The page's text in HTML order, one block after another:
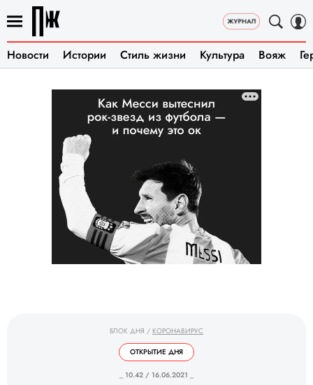
Новости Истории Стиль жизни Культура Вояж
БЛОК ДНЯ / КОРОНАВИРУС
ОТКРЫТИЕ ДНЯ
_ 10.42 / 16.06.2021 _